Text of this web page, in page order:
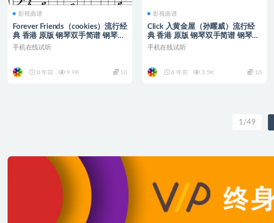
影视曲谱
Forever Friends（cookies）流行经
典 香港 原版 钢琴双手简谱 钢琴谱
钢琴简谱 简五谱
手机在线试听
8 年前 9.9K 10
影视曲谱
Click 入黄金屋（孙耀威）流行经
典 香港 原版 钢琴双手简谱 钢琴谱
钢琴简谱 简五谱
手机在线试听
8 年前 3.5K 10
1/49